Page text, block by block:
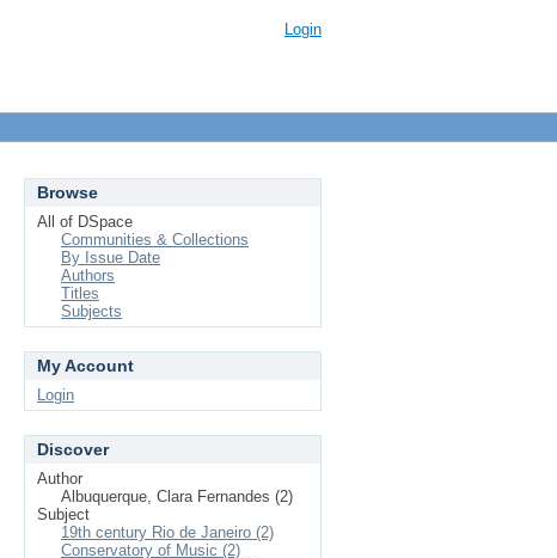
Login
Browse
All of DSpace
Communities & Collections
By Issue Date
Authors
Titles
Subjects
My Account
Login
Discover
Author
Albuquerque, Clara Fernandes (2)
Subject
19th century Rio de Janeiro (2)
Conservatory of Music (2)